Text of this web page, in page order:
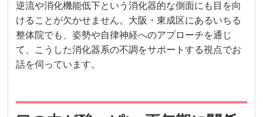
逆流や消化機能低下という消化器的な側面にも目を向
けることが欠かせません。大阪・東成区にあるいちる
整体院でも、姿勢や自律神経へのアプローチを通じ
て、こうした消化器系の不調をサポートする視点でお
話を伺っています。